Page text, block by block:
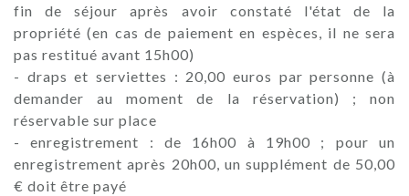
fin de séjour après avoir constaté l'état de la
propriété (en cas de paiement en espèces, il ne sera
pas restitué avant 15h00)
- draps et serviettes : 20,00 euros par personne (à
demander au moment de la réservation) ; non
réservable sur place
- enregistrement : de 16h00 à 19h00 ; pour un
enregistrement après 20h00, un supplément de 50,00
€ doit être payé